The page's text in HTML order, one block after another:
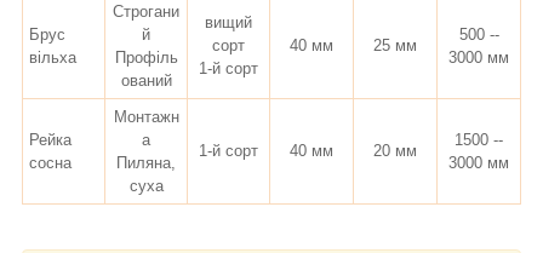
Брус
вільха
Строгани
й
Профіль
ований
вищий
сорт
1-й сорт
40 мм 25 мм
500 --
3000 мм
Рейка
сосна
Монтажн
а
Пиляна,
суха
1-й сорт 40 мм 20 мм
1500 --
3000 мм